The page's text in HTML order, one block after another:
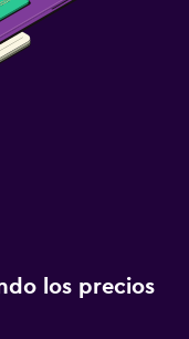
los precios